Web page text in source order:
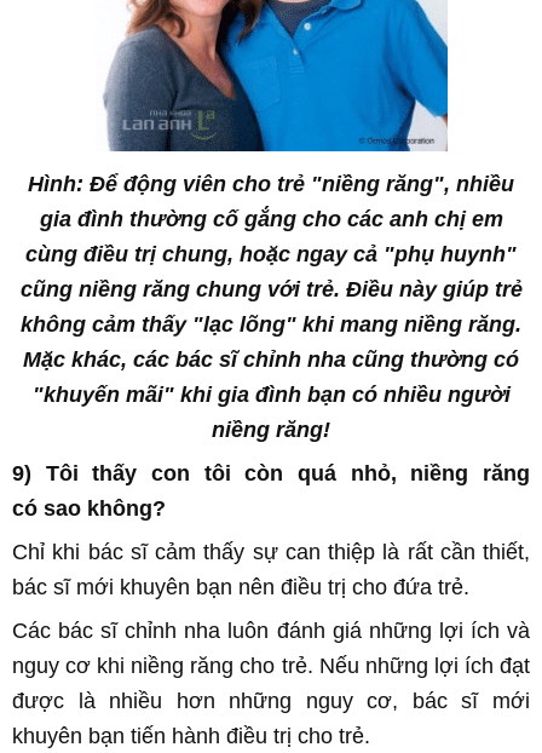
Hình: Để động viên cho trẻ "niềng răng", nhiều
gia đình thường cố gắng cho các anh chị em
cùng điều trị chung, hoặc ngay cả "phụ huynh"
cũng niềng răng chung với trẻ. Điều này giúp trẻ
không cảm thấy "lạc lõng" khi mang niềng răng.
Mặc khác, các bác sĩ chỉnh nha cũng thường có
"khuyến mãi" khi gia đình bạn có nhiều người
niềng răng!
9) Tôi thấy con tôi còn quá nhỏ, niềng răng
có sao không?
Chỉ khi bác sĩ cảm thấy sự can thiệp là rất cần thiết,
bác sĩ mới khuyên bạn nên điều trị cho đứa trẻ.
Các bác sĩchỉnh nha luôn đánh giá những lợi ích và
nguy cơ khi niềng răng cho trẻ. Nếu những lợi ích đạt
được là nhiều hơn những nguy cơ, bác sĩ mới
khuyên bạn tiến hành điều trị cho trẻ.